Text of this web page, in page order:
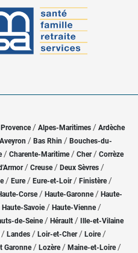
/ Alpes-Maritimes / Ardèche
Aveyron / Bas Rhin / Bouches-du-
/ Charente-Maritime/ Cher / Corrèze
/ Creuse/ Deux Sèvres /
/ Eure/ Eure-et-Loir / Finistère/
Corse/ Haute-Garonne/ Haute-
Haute-Savoie/ Haute-Vienne/
de-Seine/ Hérault / Ille-et-Vilaine
/ Landes / Loir-et-Cher/ Loire/
Garonne/ Lozère / Maine-et-Loire/